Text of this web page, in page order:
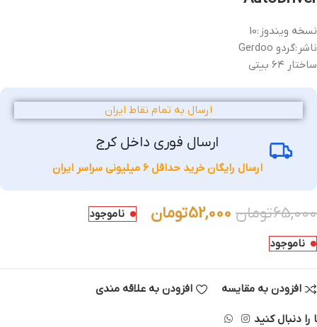
نسخه ویندوز :10
ناشر :گردو Gerdoo
ساختار ۶۴ بیتی
ارسال به تمام نقاط ایران
ارسال فوری داخل کرج
ارسال رایگان خرید حداقل 6 میلیونی سراسر ایران
65,000تومان 52,000تومان ناموجود
ناموجود
افزودن به مقایسه افزودن به علاقه مندی
را دنبال کنید